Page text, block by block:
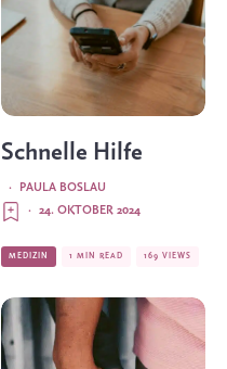
Schnelle Hilfe
PAULA BOSLAU
·
24. OKTOBER 2024
·
MEDIZIN 1 MIN READ 169 VIEWS